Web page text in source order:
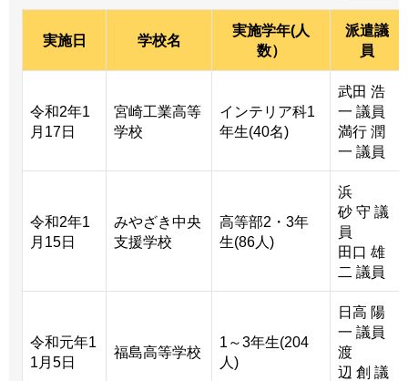
実施日 学校名
実施学年(人
数）
派遣議
員
令和2年1
月17日
宮崎工業高等
学校
インテリア科1
年生(40名)
武田 浩
一 議員
満行 潤
一 議員
令和2年1
月15日
みやざき中央
支援学校
高等部2・3年
生(86人)
浜
砂 守 議
員
田口 雄
二 議員
令和元年1
1月5日
福島高等学校
1～3年生(204
人)
日高 陽
一 議員
渡
辺 創 議